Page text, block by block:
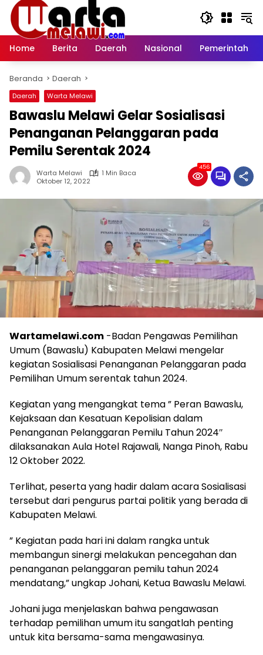
Langsung
konten
Home
Berita Daerah Nasional Pemerintah
Beranda Daerah
Daerah Warta Melawi
Bawaslu Melawi Gelar Sosialisasi
Penanganan Pelanggaran pada
Pemilu Serentak 2024
Warta Melawi
1 Min Baca
Oktober 12, 2022
456
Wartamelawi.com -Badan Pengawas Pemilihan
Umum (Bawaslu) Kabupaten Melawi mengelar
kegiatan Sosialisasi Penanganan Pelanggaran pada
Pemilihan Umum serentak tahun 2024.
Kegiatan yang mengangkat tema ” Peran Bawaslu,
Kejaksaan dan Kesatuan Kepolisian dalam
Penanganan Pelanggaran Pemilu Tahun 2024″
dilaksanakan Aula Hotel Rajawali, Nanga Pinoh, Rabu
12 Oktober 2022.
Terlihat, peserta yang hadir dalam acara Sosialisasi
tersebut dari pengurus partai politik yang berada di
Kabupaten Melawi.
” Kegiatan pada hari ini dalam rangka untuk
membangun sinergi melakukan pencegahan dan
penanganan pelanggaran pemilu tahun 2024
mendatang,” ungkap Johani, Ketua Bawaslu Melawi.
Johani juga menjelaskan bahwa pengawasan
terhadap pemilihan umum itu sangatlah penting
untuk kita bersama-sama mengawasinya.